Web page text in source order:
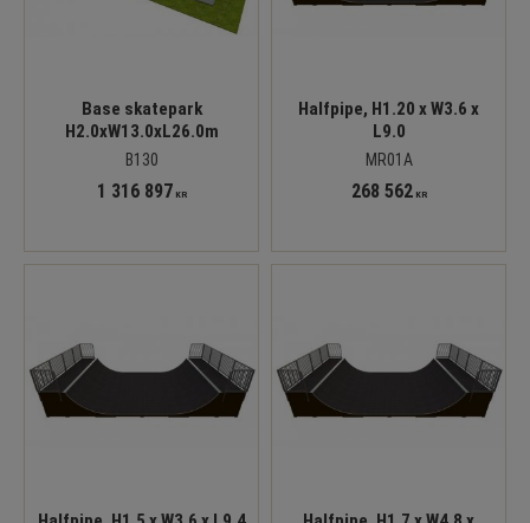
Base skatepark
H2.0xW13.0xL26.0m
B130
1 316 897 KR
Halfpipe, H1.20 x W3.6 x
L9.0
MR01A
268 562KR